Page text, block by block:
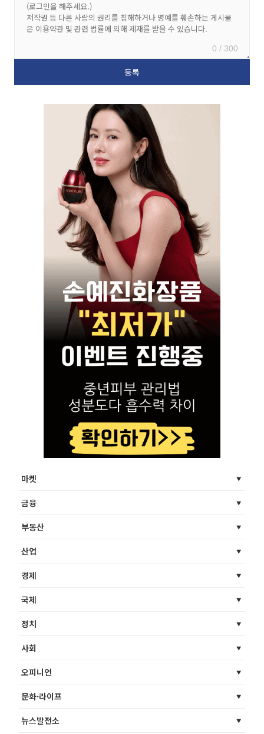
0 / 300
마켓
금융
부동산
산업
경제
국제
정치
사회
오피니언
문화·라이프
뉴스발전소